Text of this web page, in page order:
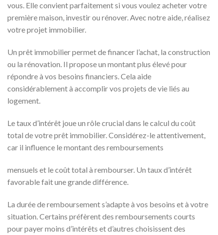
vous. Elle convient parfaitement si vous voulez acheter votre
première maison, investir ou rénover. Avec notre aide, réalisez
votre projet immobilier.
Un prêt immobilier permet de financer l’achat, la construction
ou la rénovation. Il propose un montant plus élevé pour
répondre à vos besoins financiers. Cela aide
considérablement à accomplir vos projets de vie liés au
logement.
Le taux d’intérêt joue un rôle crucial dans le calcul du coût
total de votre prêt immobilier. Considérez-le attentivement,
car il influence le montant des remboursements
mensuels et le coût total à rembourser. Un taux d’intérêt
favorable fait une grande différence.
La durée de remboursement s’adapte à vos besoins et à votre
situation. Certains préfèrent des remboursements courts
pour payer moins d’intérêts et d’autres choisissent des